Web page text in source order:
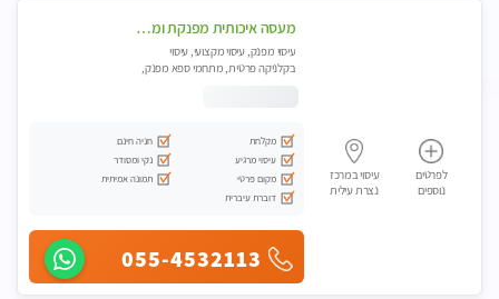
לפרטים
נוספים
עיסוי במרכז
נצרת עילית
מעסה איכותית מפנקת ומקצועית מאוד-עיסוי מרגיע ושקט במקום מדהים עיסוי מושקע מאוד לכל שרירי הגוף...מומלץ!! פרטי !!
עיסוי מפנק, עיסוי מקצועי, עיסוי
בקלניקה פרטית, מתחמי ספא מפנק,
מקלחת
חניה חינם
עיסוי מרגיע
נקי ומסודר
מקום פרטי
תמונה אמיתית
דוברת עיברית
055-4532113